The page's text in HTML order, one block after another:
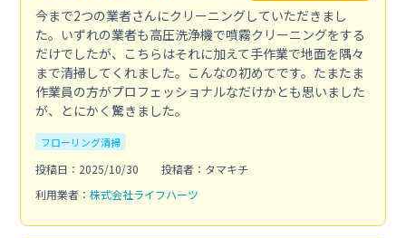
今まで2つの業者さんにクリーニングしていただきまし
た。いずれの業者も高圧洗浄機で噴霧クリーニングをする
だけでしたが、こちらはそれに加えて手作業で地面を隅々
まで清掃してくれました。こんなの初めてです。たまたま
作業員の方がプロフェッショナルなだけかとも思いました
が、とにかく驚きました。
フローリング清掃
投稿日：2025/10/30
投稿者：タマキチ
利用業者： 株式会社ライフハーツ